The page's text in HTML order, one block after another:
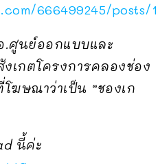
666499245/posts/
.ศูนย์ออกแบบและ
เกตโครงการคลองช่อง
ฆษณาว่าเป็น “ชองเก
นี้ค่ะ